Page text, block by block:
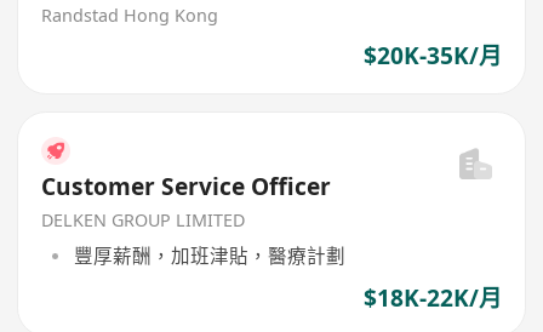
Randstad Hong Kong
$20K-35K/月
Customer Service Officer
DELKEN GROUP LIMITED
豐厚薪酬，加班津貼，醫療計劃
$18K-22K/月